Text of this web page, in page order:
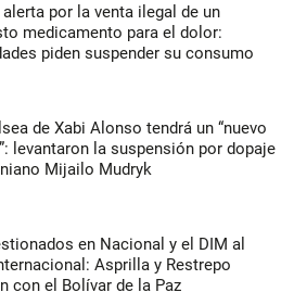
alerta por la venta ilegal de un
medicamento para el dolor:
piden suspender su consumo
de Xabi Alonso tendrá un “nuevo
levantaron la suspensión por dopaje
Mijailo Mudryk
en Nacional y el DIM al
Asprilla y Restrepo
con el Bolívar de la Paz